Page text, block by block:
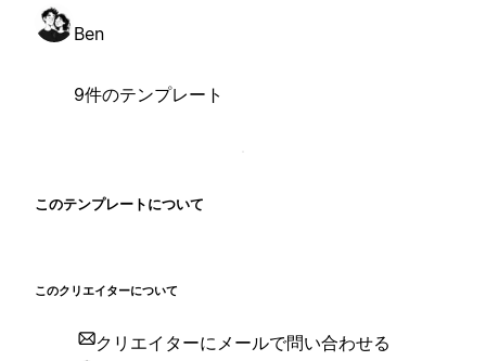
Ben
9件のテンプレート
このテンプレートについて
このクリエイターについて
クリエイターにメールで問い合わせる